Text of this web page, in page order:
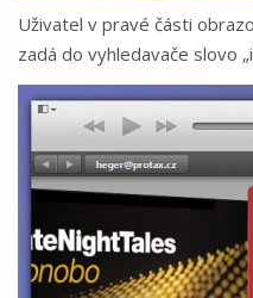
Uživatel v pravé části
zadá do vyhledavače slovo